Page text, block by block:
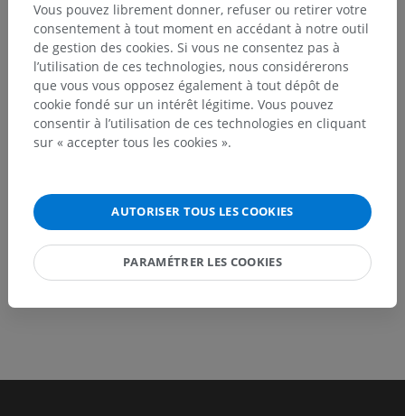
Vous avez vu une erreur ?
N’hésitez pas à nous suggérer une correction, une
traduction, une amélioration de contenu.
Signaler un problème
Vous pouvez librement donner, refuser ou retirer votre
consentement à tout moment en accédant à notre outil
de gestion des cookies. Si vous ne consentez pas à
l’utilisation de ces technologies, nous considérerons
que vous vous opposez également à tout dépôt de
cookie fondé sur un intérêt légitime. Vous pouvez
consentir à l’utilisation de ces technologies en cliquant
sur « accepter tous les cookies ».
AUTORISER TOUS LES COOKIES
PARAMÉTRER LES COOKIES